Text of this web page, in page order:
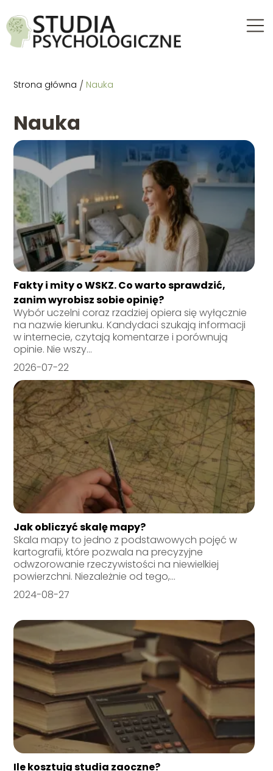
Strona główna / Nauka
Nauka
Fakty i mity o WSKZ. Co warto sprawdzić,
zanim wyrobisz sobie opinię?
Wybór uczelni coraz rzadziej opiera się wyłącznie
na nazwie kierunku. Kandydaci szukają informacji
w internecie, czytają komentarze i porównują
opinie. Nie wszy...
2026-07-22
Jak obliczyć skalę mapy?
Skala mapy to jedno z podstawowych pojęć w
kartografii, które pozwala na precyzyjne
odwzorowanie rzeczywistości na niewielkiej
powierzchni. Niezależnie od tego,...
2024-08-27
Ile kosztują studia zaoczne?